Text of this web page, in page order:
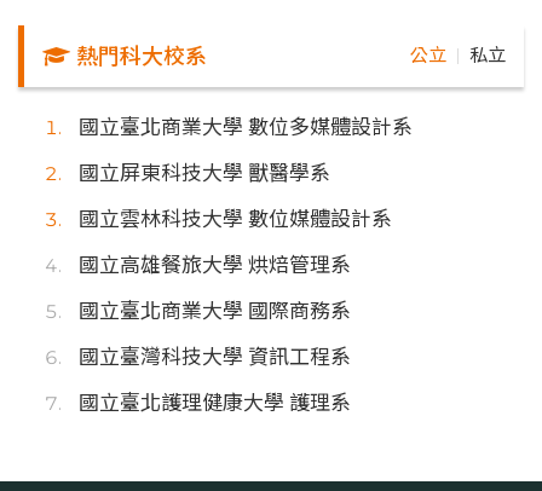
熱門科大校系 公立 私立
國立臺北商業大學 數位多媒體設計系
國立屏東科技大學 獸醫學系
國立雲林科技大學 數位媒體設計系
國立高雄餐旅大學 烘焙管理系
國立臺北商業大學 國際商務系
國立臺灣科技大學 資訊工程系
國立臺北護理健康大學 護理系